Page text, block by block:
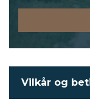
Vilkår og